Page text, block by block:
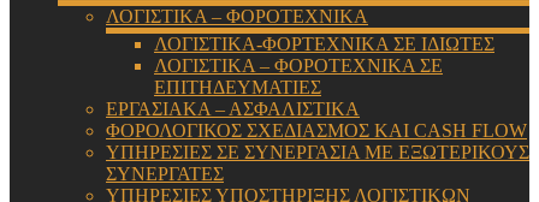
ΛΟΓΙΣΤΙΚΑ – ΦΟΡΟΤΕΧΝΙΚΑ
ΛΟΓΙΣΤΙΚΑ-ΦΟΡΤΕΧΝΙΚΑ ΣΕ ΙΔΙΩΤΕΣ
ΛΟΓΙΣΤΙΚΑ – ΦΟΡΟΤΕΧΝΙΚΑ ΣΕ
ΕΠΙΤΗΔΕΥΜΑΤΙΕΣ
ΕΡΓΑΣΙΑΚΑ – ΑΣΦΑΛΙΣΤΙΚΑ
ΦΟΡΟΛΟΓΙΚΟΣ ΣΧΕΔΙΑΣΜΟΣ ΚΑΙ CASH FLOW
ΥΠΗΡΕΣΙΕΣ ΣΕ ΣΥΝΕΡΓΑΣΙΑ ΜΕ ΕΞΩΤΕΡΙΚΟΥΣ
ΣΥΝΕΡΓΑΤΕΣ
ΥΠΗΡΕΣΙΕΣ ΥΠΟΣΤΗΡΙΞΗΣ ΛΟΓΙΣΤΙΚΩΝ